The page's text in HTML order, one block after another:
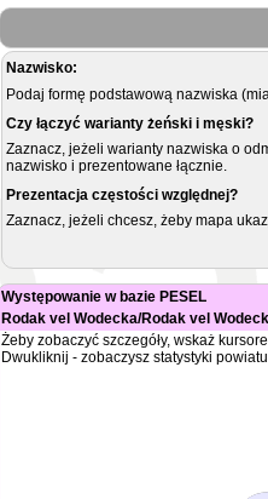
Nazwisko:
Podaj formę podstawową nazwiska
Czy łączyć warianty żeński i męski?
Zaznacz, jeżeli warianty nazwiska o
nazwisko i prezentowane łącznie.
Prezentacja częstości względnej?
Zaznacz, jeżeli chcesz, żeby mapa
Występowanie w bazie PESEL
Rodak vel Wodecka/Rodak vel
Żeby zobaczyć szczegóły, wskaż
Dwukliknij - zobaczysz statystyki